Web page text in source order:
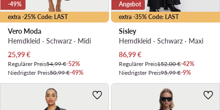
extra -25% Code: LAST
-49%
Vero Moda
Hemdkleid · Schwarz · Midi
Aktueller Preis
25,99€
Regulärer Preis54,99 €-52%
Niedrigster Preis50,99 €-49%
extra -35% Code: LAST
Angebot
Sisley
Hemdkleid · Schwarz · Maxi
Aktueller Preis
86,99€
Regulärer Preis152,00 €-42%
Niedrigster Preis95,99 €-9%